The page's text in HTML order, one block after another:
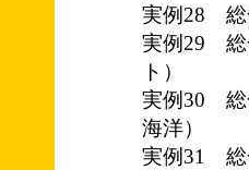
実例28 総
実例29 総
ト）
実例30 総
海洋）
実例31 総